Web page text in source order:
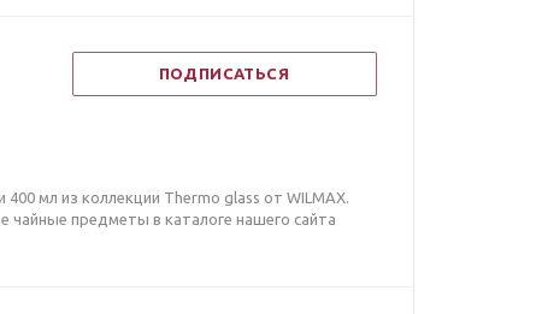
ПОДПИСАТЬСЯ
мл из коллекции Thermo glass от WILMAX.
чайные предметы в каталоге нашего сайта